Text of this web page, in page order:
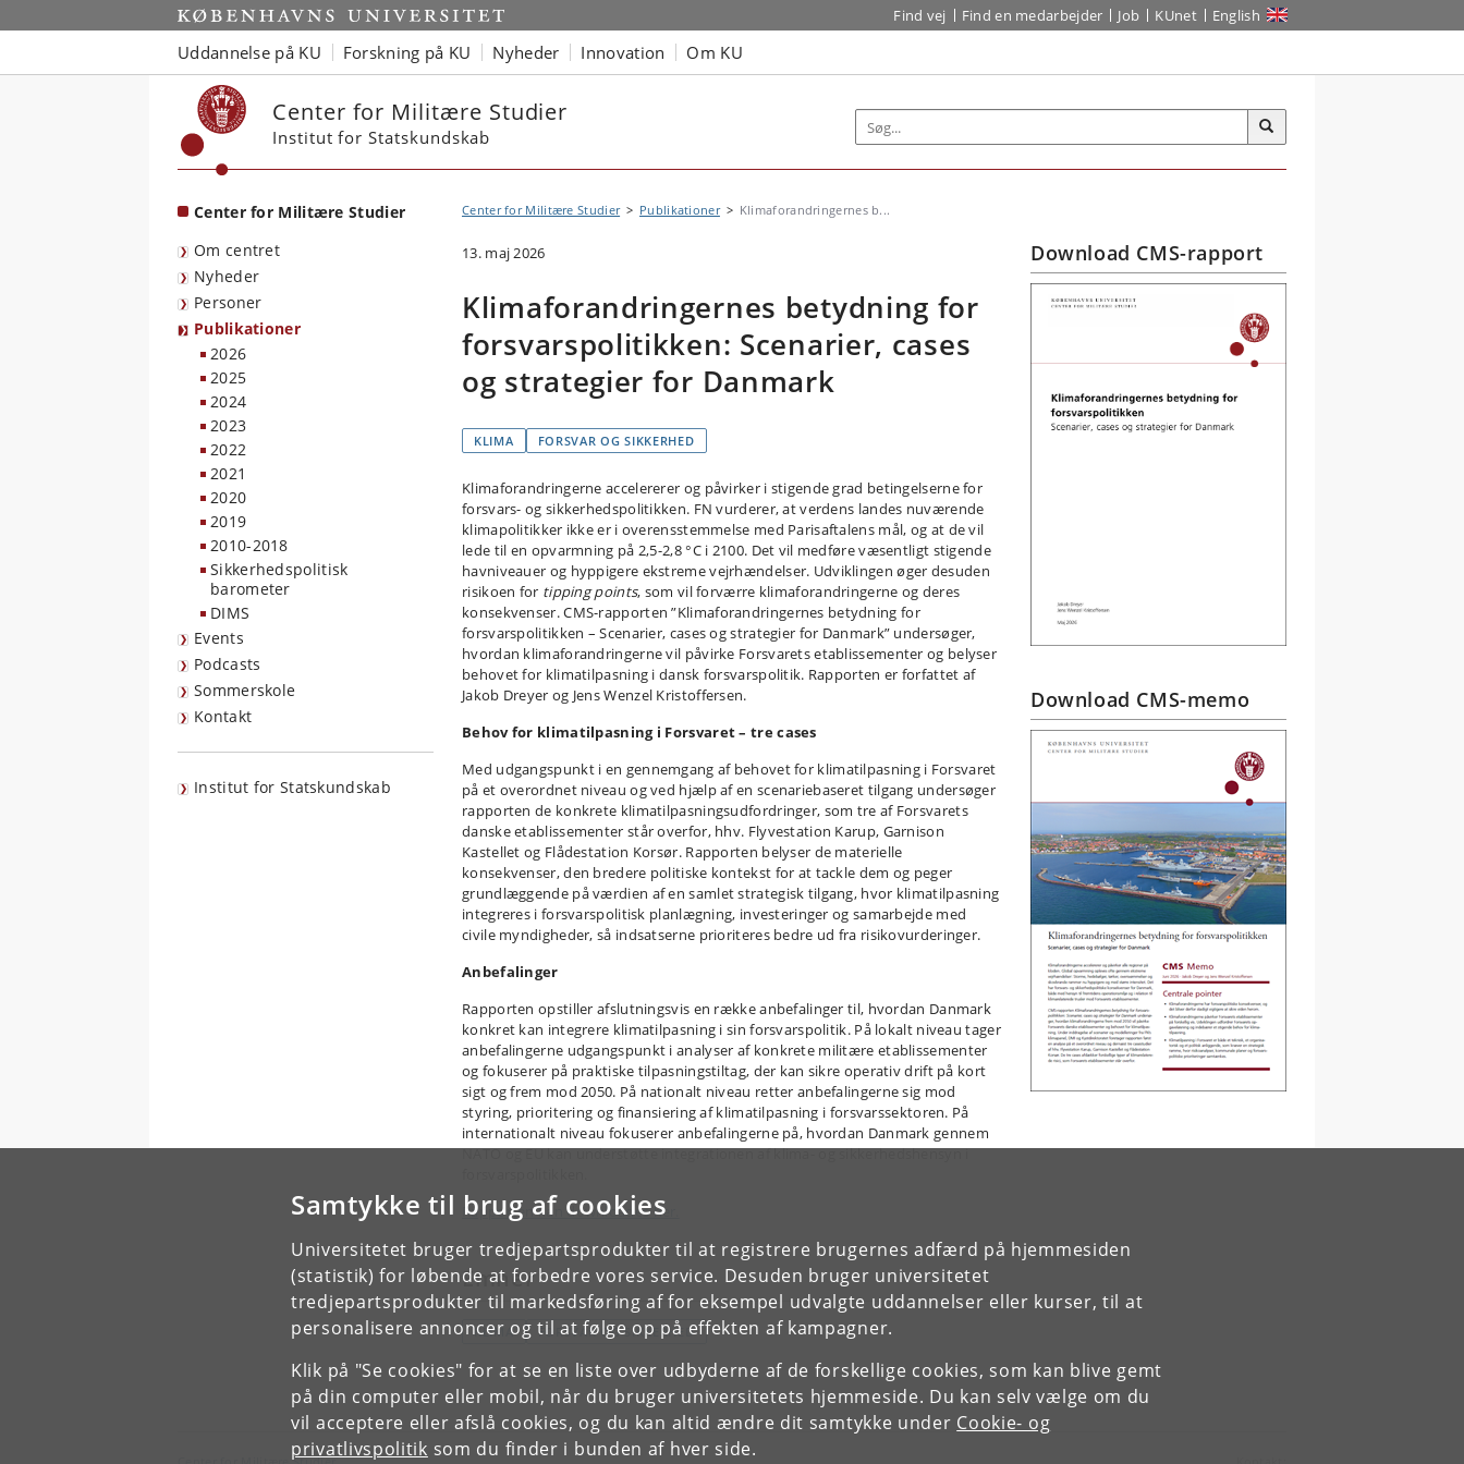
Samtykke til brug af cookies
Universitetet bruger tredjepartsprodukter til at registrere brugernes adfærd på hjemmesiden
(statistik) for løbende at forbedre vores service. Desuden bruger universitetet
tredjepartsprodukter til markedsføring af for eksempel udvalgte uddannelser eller kurser, til at
personalisere annoncer og til at følge op på effekten af kampagner.
Klik på "Se cookies" for at se en liste over udbyderne af de forskellige cookies, som kan blive gemt
på din computer eller mobil, når du bruger universitetets hjemmeside. Du kan selv vælge om du
vil acceptere eller afslå cookies, og du kan altid ændre dit samtykke under Cookie- og
privatlivspolitik som du finder i bunden af hver side.
Start Find vej Find en medarbejder Job KUnet English
Uddannelse på KU Forskning på KU Nyheder Innovation Om KU
Center for Militære Studier
Institut for Statskundskab
Center for Militære Studier
Om centret
Nyheder
Personer
Publikationer
2026
2025
2024
2023
2022
2021
2020
2019
2010-2018
Sikkerhedspolitisk
barometer
DIMS
Events
Podcasts
Sommerskole
Kontakt
Institut for Statskundskab
Center for Militære Studier Publikationer Klimaforandringernes b...
13. maj 2026
Klimaforandringernes betydning for
forsvarspolitikken: Scenarier, cases
og strategier for Danmark
KLIMA FORSVAR OG SIKKERHED
Klimaforandringerne accelererer og påvirker i stigende grad betingelserne for
forsvars- og sikkerhedspolitikken. FN vurderer, at verdens landes nuværende
klimapolitikker ikke er i overensstemmelse med Parisaftalens mål, og at de vil
lede til en opvarmning på 2,5-2,8 °C i 2100. Det vil medføre væsentligt stigende
havniveauer og hyppigere ekstreme vejrhændelser. Udviklingen øger desuden
risikoen for tipping points, som vil forværre klimaforandringerne og deres
konsekvenser. CMS-rapporten ”Klimaforandringernes betydning for
forsvarspolitikken – Scenarier, cases og strategier for Danmark” undersøger,
hvordan klimaforandringerne vil påvirke Forsvarets etablissementer og belyser
behovet for klimatilpasning i dansk forsvarspolitik. Rapporten er forfattet af
Jakob Dreyer og Jens Wenzel Kristoffersen.
Behov for klimatilpasning i Forsvaret – tre cases
Med udgangspunkt i en gennemgang af behovet for klimatilpasning i Forsvaret
på et overordnet niveau og ved hjælp af en scenariebaseret tilgang undersøger
rapporten de konkrete klimatilpasningsudfordringer, som tre af Forsvarets
danske etablissementer står overfor, hhv. Flyvestation Karup, Garnison
Kastellet og Flådestation Korsør. Rapporten belyser de materielle
konsekvenser, den bredere politiske kontekst for at tackle dem og peger
grundlæggende på værdien af en samlet strategisk tilgang, hvor klimatilpasning
integreres i forsvarspolitisk planlægning, investeringer og samarbejde med
civile myndigheder, så indsatserne prioriteres bedre ud fra risikovurderinger.
Anbefalinger
Rapporten opstiller afslutningsvis en række anbefalinger til, hvordan Danmark
konkret kan integrere klimatilpasning i sin forsvarspolitik. På lokalt niveau tager
anbefalingerne udgangspunkt i analyser af konkrete militære etablissementer
og fokuserer på praktiske tilpasningstiltag, der kan sikre operativ drift på kort
sigt og frem mod 2050. På nationalt niveau retter anbefalingerne sig mod
styring, prioritering og finansiering af klimatilpasning i forsvarssektoren. På
internationalt niveau fokuserer anbefalingerne på, hvordan Danmark gennem
NATO og EU kan understøtte integrationen af klima- og sikkerhedshensyn i
Rapporten kan downloades her.
Emner
KLIMA FORSVAR OG SIKKERHED
Download CMS-rapport
Download CMS-memo